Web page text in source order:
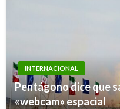
INTERNACIONAL
Pentágono dice que
«webcam» espacial